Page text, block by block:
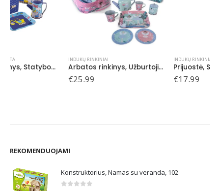
INDUKŲ RINKINIAI
Arbatos rinkinys, Užburtoji, 9 det.
PIEŠIU / BRAIŽAU
Prijuostė, Statybos
REKOMENDUOJAMI
Konstruktorius, Namas su veranda, 102